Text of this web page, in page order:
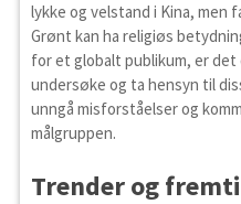
lykke og velstand i Kina, men
Grønt kan ha religiøs
for et globalt publikum, er
undersøke og ta hensyn til
unngå misforståelser og
målgruppen.
Trender og